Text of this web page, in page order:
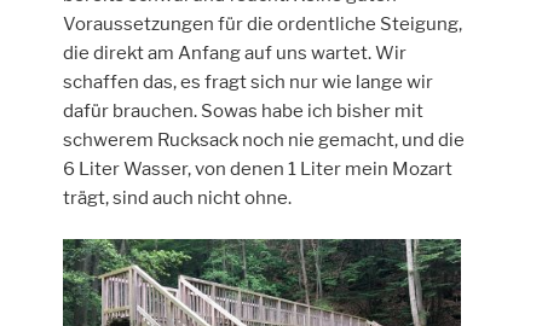
Voraussetzungen für die ordentliche Steigung,
die direkt am Anfang auf uns wartet. Wir
schaffen das, es fragt sich nur wie lange wir
dafür brauchen. Sowas habe ich bisher mit
schwerem Rucksack noch nie gemacht, und die
6 Liter Wasser, von denen 1 Liter mein Mozart
trägt, sind auch nicht ohne.